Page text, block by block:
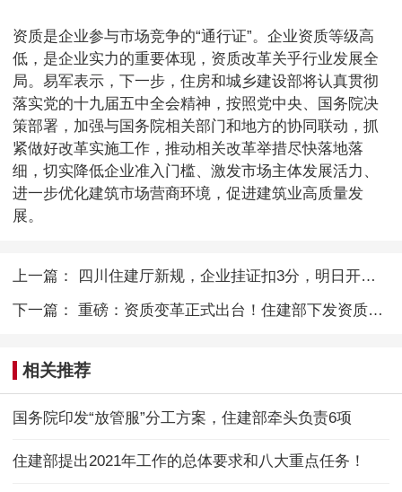
资质是企业参与市场竞争的“通行证”。企业资质等级高
低，是企业实力的重要体现，资质改革关乎行业发展全
局。易军表示，下一步，住房和城乡建设部将认真贯彻
落实党的十九届五中全会精神，按照党中央、国务院决
策部署，加强与国务院相关部门和地方的协同联动，抓
紧做好改革实施工作，推动相关改革举措尽快落地落
细，切实降低企业准入门槛、激发市场主体发展活力、
进一步优化建筑市场营商环境，促进建筑业高质量发
展。
上一篇：
四川住建厅新规，企业挂证扣3分，明日开始施行
下一篇：
重磅：资质变革正式出台！住建部下发资质改革方案通知
相关推荐
国务院印发“放管服”分工方案，住建部牵头负责6项
住建部提出2021年工作的总体要求和八大重点任务！